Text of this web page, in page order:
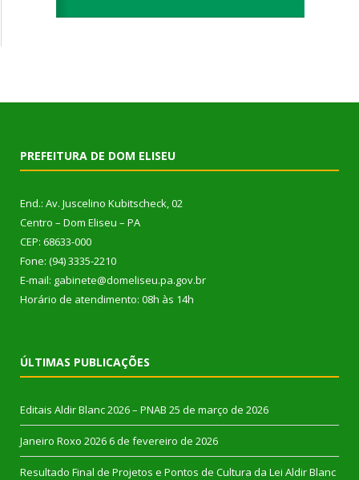
PREFEITURA DE DOM ELISEU
End.: Av. Juscelino Kubitscheck, 02
Centro – Dom Eliseu – PA
CEP: 68633-000
Fone: (94) 3335-2210
E-mail: gabinete@domeliseu.pa.gov.br
Horário de atendimento: 08h às 14h
ÚLTIMAS PUBLICAÇÕES
Editais Aldir Blanc 2026 – PNAB 25 de março de 2026
Janeiro Roxo 2026 6 de fevereiro de 2026
Resultado Final de Projetos e Pontos de Cultura da Lei Aldir Blanc